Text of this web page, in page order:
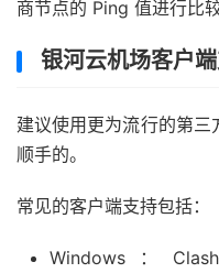
商节点的 Ping 值进行比较
银河云机场客户
建议使用更为流行的第
顺手的。
常见的客户端支持包括：
Windows：